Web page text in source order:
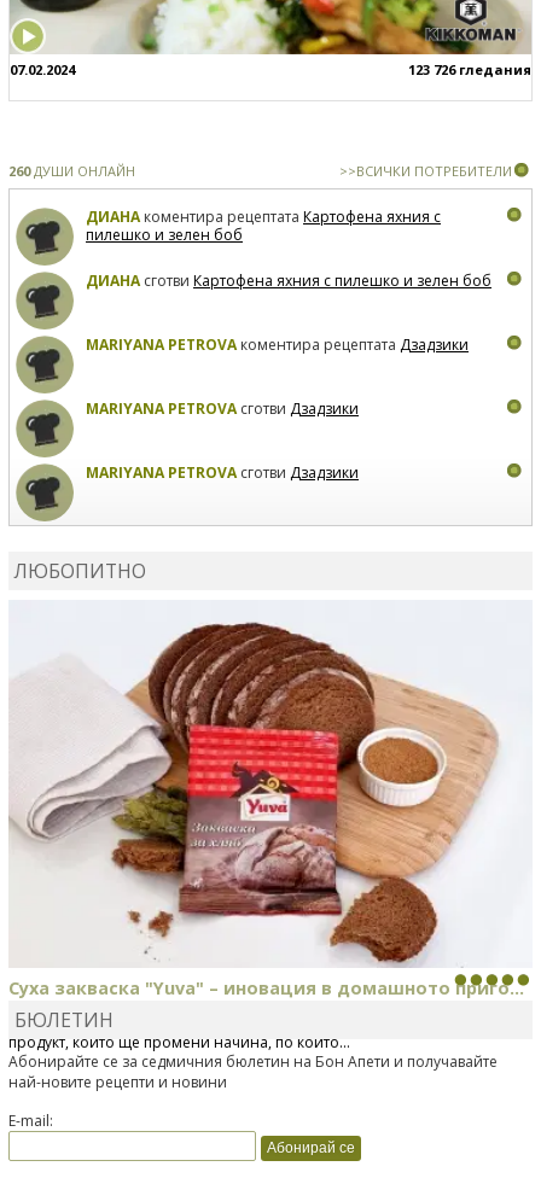
07.02.2024 123 726 гледания
260ДУШИ ОНЛАЙН >>ВСИЧКИ ПОТРЕБИТЕЛИ
ДИАНАкоментира рецептата Картофена яхния с
пилешко и зелен боб
ДИАНАсготви Картофена яхния с пилешко и зелен боб
MARIYANA PETROVAкоментира рецептата Дзадзики
MARIYANA PETROVAсготви Дзадзики
MARIYANA PETROVAсготви Дзадзики
ЛЮБОПИТНО
Суха закваска "Yuva" – иновация в домашното приго...
Отскоро Лесафр България стартира предлагането на изцяло нов
продукт, който ще промени начина, по който...
БЮЛЕТИН
Абонирайте се за седмичния бюлетин на Бон Апети и получавайте
най-новите рецепти и новини
E-mail: